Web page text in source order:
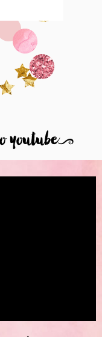
youtube9